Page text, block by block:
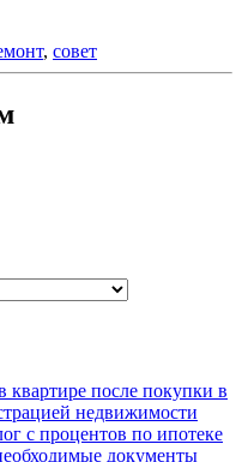
, совет
квартире после покупки в
недвижимости
с процентов по ипотеке
документы